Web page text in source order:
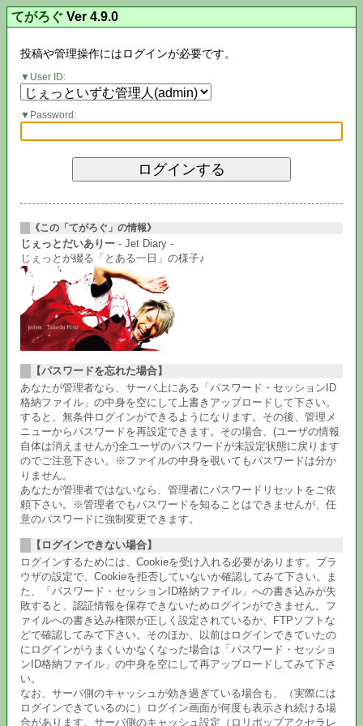
てがろぐ Ver 4.9.0
投稿や管理操作にはログインが必要です。
User ID:
Password:
《この「てがろぐ」の情報》
じぇっとだいありー - Jet Diary -
じぇっとが綴る「とある一日」の様子♪
【パスワードを忘れた場合】
あなたが管理者なら、サーバ上にある「パスワード・セッションID
格納ファイル」の中身を空にして上書きアップロードして下さい。
すると、無条件ログインができるようになります。その後、管理メ
ニューからパスワードを再設定できます。その場合、(ユーザの情報
自体は消えませんが)全ユーザのパスワードが未設定状態に戻ります
のでご注意下さい。※ファイルの中身を覗いてもパスワードは分か
りません。
あなたが管理者ではないなら、管理者にパスワードリセットをご依
頼下さい。※管理者でもパスワードを知ることはできませんが、任
意のパスワードに強制変更できます。
【ログインできない場合】
ログインするためには、Cookieを受け入れる必要があります。ブラ
ウザの設定で、Cookieを拒否していないか確認してみて下さい。ま
た、「パスワード・セッションID格納ファイル」への書き込みが失
敗すると、認証情報を保存できないためログインができません。フ
ァイルへの書き込み権限が正しく設定されているか、FTPソフトな
どで確認してみて下さい。そのほか、以前はログインできていたの
にログインがうまくいかなくなった場合は「パスワード・セッショ
ンID格納ファイル」の中身を空にして再アップロードしてみて下さ
い。
なお、サーバ側のキャッシュが効き過ぎている場合も、（実際には
ログインできているのに）ログイン画面が何度も表示され続ける場
合があります。サーバ側のキャッシュ設定（ロリポップアクセラレ